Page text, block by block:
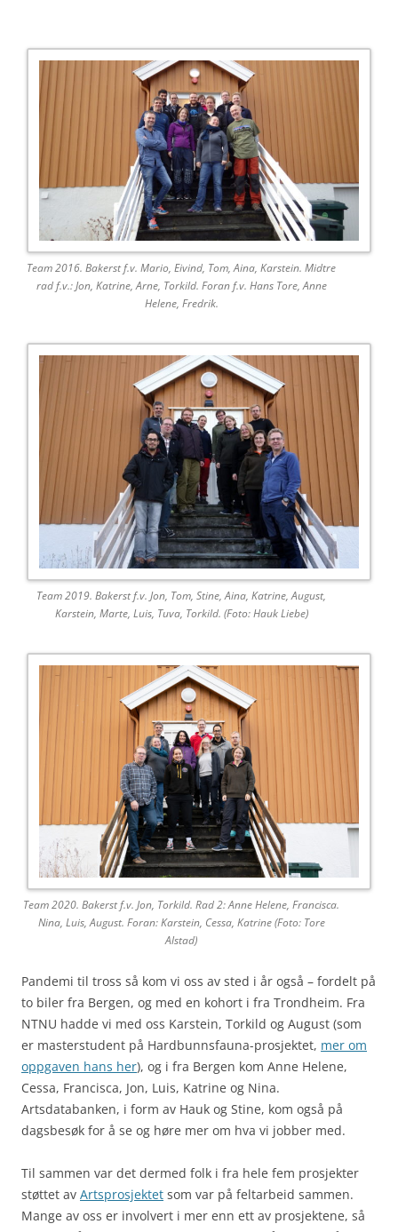
Team 2016. Bakerst f.v. Mario, Eivind, Tom, Aina, Karstein. Midtre
rad f.v.: Jon, Katrine, Arne, Torkild. Foran f.v. Hans Tore, Anne
Helene, Fredrik.
Team 2019. Bakerst f.v. Jon, Tom, Stine, Aina, Katrine, August,
Karstein, Marte, Luis, Tuva, Torkild. (Foto: Hauk Liebe)
Team 2020. Bakerst f.v. Jon, Torkild. Rad 2: Anne Helene, Francisca.
Nina, Luis, August. Foran: Karstein, Cessa, Katrine (Foto: Tore
Alstad)
Pandemi til tross så kom vi oss av sted i år også – fordelt på
to biler fra Bergen, og med en kohort i fra Trondheim. Fra
NTNU hadde vi med oss Karstein, Torkild og August (som
er masterstudent på Hardbunnsfauna-prosjektet, mer om
oppgaven hans her), og i fra Bergen kom Anne Helene,
Cessa, Francisca, Jon, Luis, Katrine og Nina.
Artsdatabanken, i form av Hauk og Stine, kom også på
dagsbesøk for å se og høre mer om hva vi jobber med.
Til sammen var det dermed folk i fra hele fem prosjekter
støttet av Artsprosjektet som var på feltarbeid sammen.
Mange av oss er involvert i mer enn ett av prosjektene, så